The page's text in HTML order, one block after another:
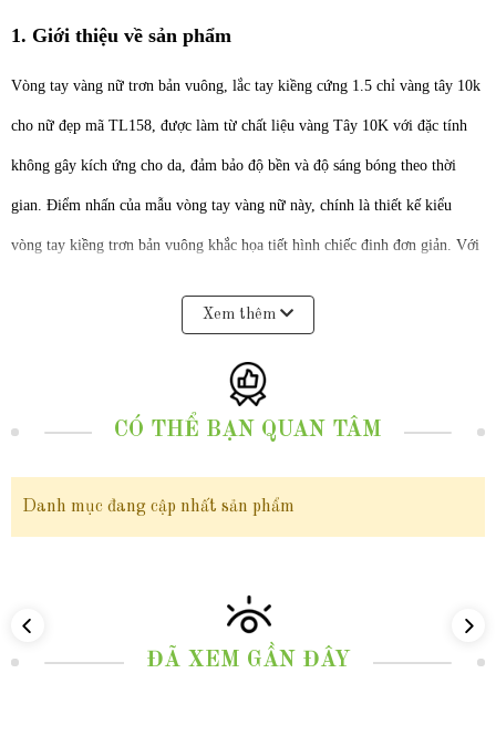
1. Giới thiệu về sản phẩm
Vòng tay vàng nữ trơn bản vuông, lắc tay kiềng cứng 1.5 chỉ vàng tây 10k
cho nữ đẹp mã TL158, được làm từ chất liệu vàng Tây 10K với đặc tính
không gây kích ứng cho da, đảm bảo độ bền và độ sáng bóng theo thời
gian. Điểm nhấn của mẫu vòng tay vàng nữ này, chính là thiết kế kiểu
vòng tay kiềng trơn bản vuông khắc họa tiết hình chiếc đinh đơn giản. Với
đeo và dễ dàng kết hợp với nhiều loại trang phục khác nhau, từ trang phục
hàng ngày, trang phục dạo phố cho đến trang phục công sở hay trang phục
dự tiệc. Khi đeo chiếc lắc tay này mang lại một vẻ đẹp nhẹ nhàng, thanh
lắc tay kiềng cứng 1.5 chỉ vàng tây 10k cho nữ đẹp mã TL158 " - không
chỉ là một lựa chọn hoàn hảo cho những ai muốn tỏa sáng với vẻ ngoài
Xem thêm
CÓ THỂ BẠN QUAN TÂM
Danh mục đang cập nhất sản phẩm
ĐÃ XEM GẦN ĐÂY